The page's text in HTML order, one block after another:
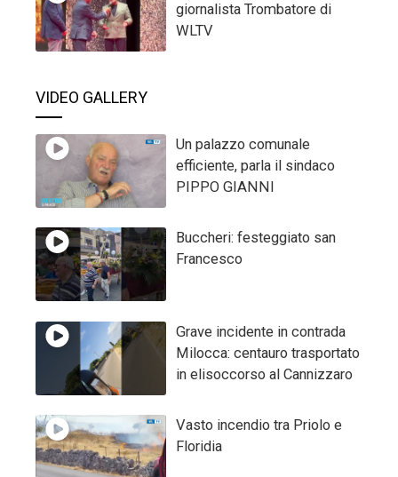
giornalista Trombatore di
WLTV
VIDEO GALLERY
Un palazzo comunale
efficiente, parla il sindaco
PIPPO GIANNI
Buccheri: festeggiato san
Francesco
Grave incidente in contrada
Milocca: centauro trasportato
in elisoccorso al Cannizzaro
Vasto incendio tra Priolo e
Floridia